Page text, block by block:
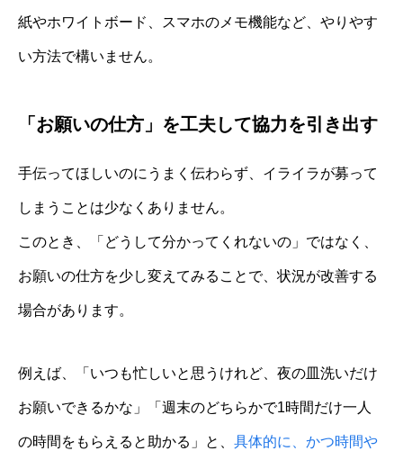
紙やホワイトボード、スマホのメモ機能など、やりやす
い方法で構いません。
「お願いの仕方」を工夫して協力を引き出す
手伝ってほしいのにうまく伝わらず、イライラが募って
しまうことは少なくありません。
このとき、「どうして分かってくれないの」ではなく、
お願いの仕方を少し変えてみることで、状況が改善する
場合があります。
例えば、「いつも忙しいと思うけれど、夜の皿洗いだけ
お願いできるかな」「週末のどちらかで1時間だけ一人
の時間をもらえると助かる」と、 具体的に、かつ時間や